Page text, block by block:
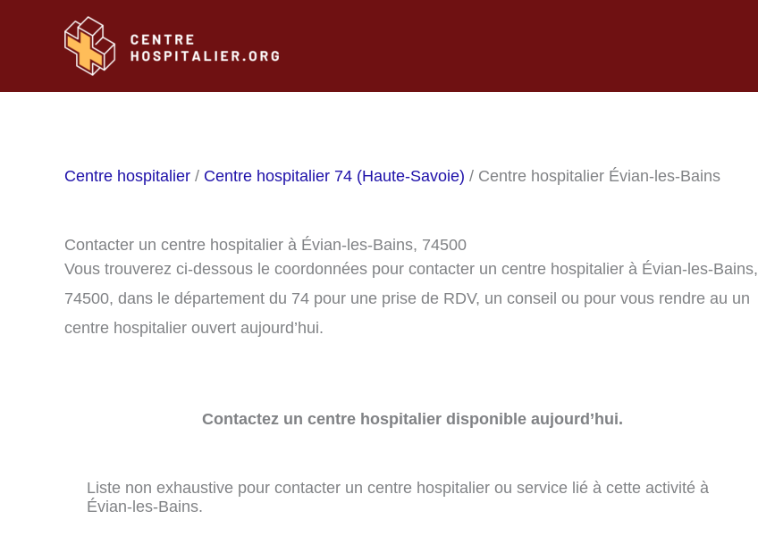
Centre hospitalier / Centre hospitalier 74 (Haute-Savoie) / Centre hospitalier Évian-les-Bains
Contacter un centre hospitalier à Évian-les-Bains, 74500
Vous trouverez ci-dessous le coordonnées pour contacter un centre hospitalier à Évian-les-Bains,
74500, dans le département du 74 pour une prise de RDV, un conseil ou pour vous rendre au un
centre hospitalier ouvert aujourd’hui.
Contactez un centre hospitalier disponible aujourd’hui.
Liste non exhaustive pour contacter un centre hospitalier ou service lié à cette activité à
Évian-les-Bains.